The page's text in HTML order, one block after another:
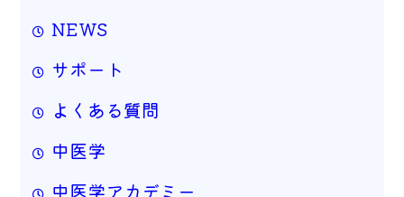
NEWS
サポート
よくある質問
中医学
中医学アカデミー